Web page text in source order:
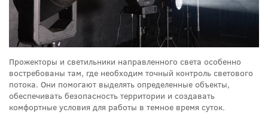
Прожекторы и светильники направленного света особенно
востребованы там, где необходим точный контроль светового
потока. Они помогают выделять определенные объекты,
обеспечивать безопасность территории и создавать
комфортные условия для работы в темное время суток.